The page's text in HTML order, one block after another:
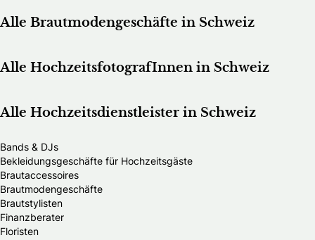
Alle Brautmodengeschäfte in Schweiz
Alle HochzeitsfotografInnen in Schweiz
Alle Hochzeitsdienstleister in Schweiz
Bands & DJs
Bekleidungsgeschäfte für Hochzeitsgäste
Brautaccessoires
Brautmodengeschäfte
Brautstylisten
Finanzberater
Floristen